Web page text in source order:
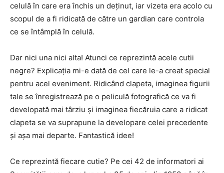
celulă în care era închis un deținut, iar vizeta era acolo cu
scopul de a fi ridicată de către un gardian care controla
ce se întâmplă în celulă.
Dar nici una nici alta! Atunci ce reprezintă acele cutii
negre? Explicația mi-e dată de cel care le-a creat special
pentru acel eveniment. Ridicând clapeta, imaginea figurii
tale se înregistrează pe o peliculă fotografică ce va fi
developată mai târziu și imaginea fiecăruia care a ridicat
clapeta se va suprapune la developare celei precedente
și așa mai departe. Fantastică idee!
Ce reprezintă fiecare cutie? Pe cei 42 de informatori ai